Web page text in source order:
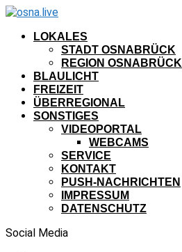
LOKALES
STADT OSNABRÜCK
REGION OSNABRÜCK
BLAULICHT
FREIZEIT
ÜBERREGIONAL
SONSTIGES
VIDEOPORTAL
WEBCAMS
SERVICE
KONTAKT
PUSH-NACHRICHTEN
IMPRESSUM
DATENSCHUTZ
Social Media